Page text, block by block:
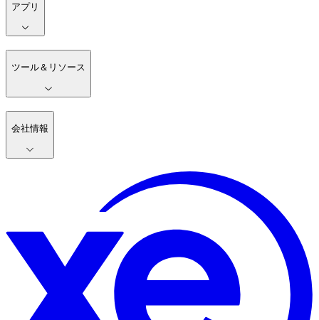
アプリ
ツール＆リソース
会社情報